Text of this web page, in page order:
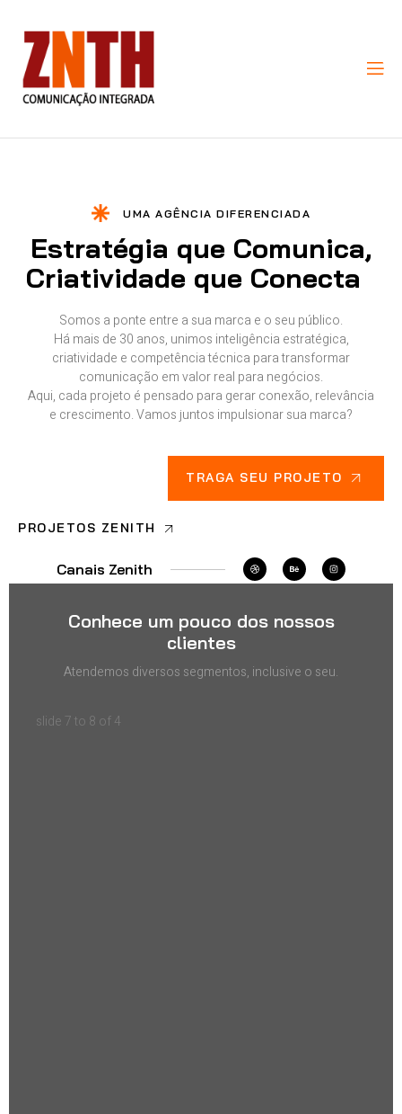
UMA AGÊNCIA DIFERENCIADA
Estratégia que Comunica,
Criatividade que Conecta
Somos a ponte entre a sua marca e o seu público.
Há mais de 30 anos, unimos inteligência estratégica,
criatividade e competência técnica para transformar
comunicação em valor real para negócios.
Aqui, cada projeto é pensado para gerar conexão, relevância
e crescimento. Vamos juntos impulsionar sua marca?
TRAGA SEU PROJETO
PROJETOS ZENITH
Canais Zenith
Conhece um pouco dos nossos
clientes
Atendemos diversos segmentos, inclusive o seu.
slide 7 to 8 of 4